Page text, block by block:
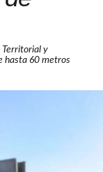
Territorial y
hasta 60 metros